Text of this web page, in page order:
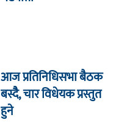
आज प्रतिनिधिसभा बैठक
बस्दैै, चार विधेयक प्रस्तुत
हुने